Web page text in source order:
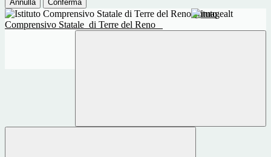
Annulla Conferma
Istituto
Comprensivo Statale di Terre del Reno